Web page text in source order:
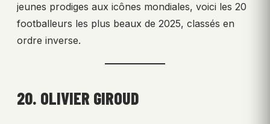
jeunes prodiges aux icônes mondiales, voici les 20
footballeurs les plus beaux de 2025, classés en
ordre inverse.
20. OLIVIER GIROUD